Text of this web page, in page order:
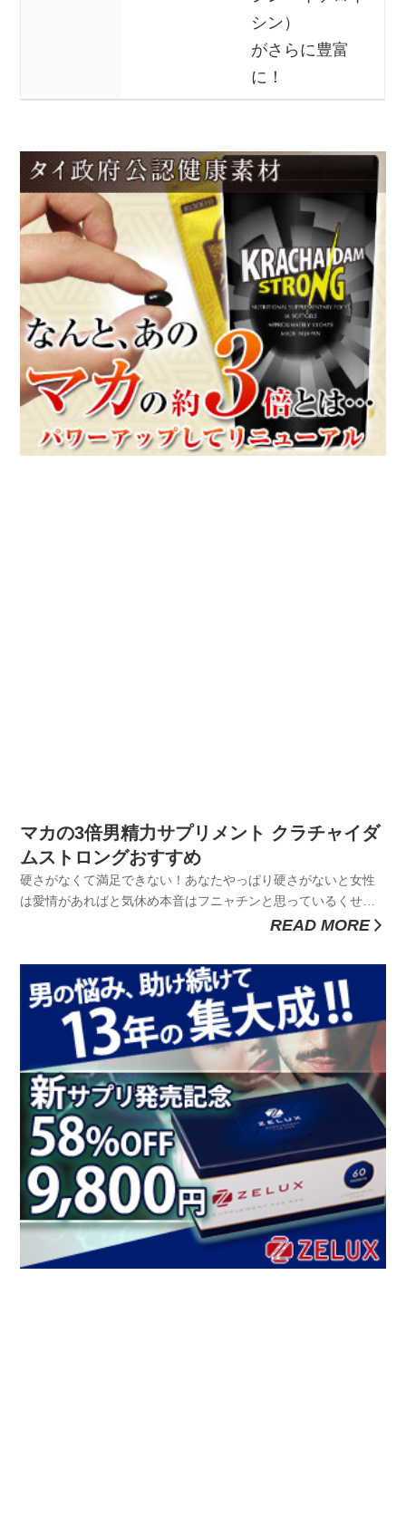
シン）
がさらに豊富
に！
マカの3倍男精力サプリメント クラチャイダ
ムストロングおすすめ
硬さがなくて満足できない！あなたやっぱり硬さがないと女性
は愛情があればと気休め本音はフニャチンと思っているくせに
そんな あなたの悔しさに原産国タイでは1000年以上も前の昔
ルギーなどに効果があると信じられており[1]、長寿薬としても
使用されてい...
READ MORE